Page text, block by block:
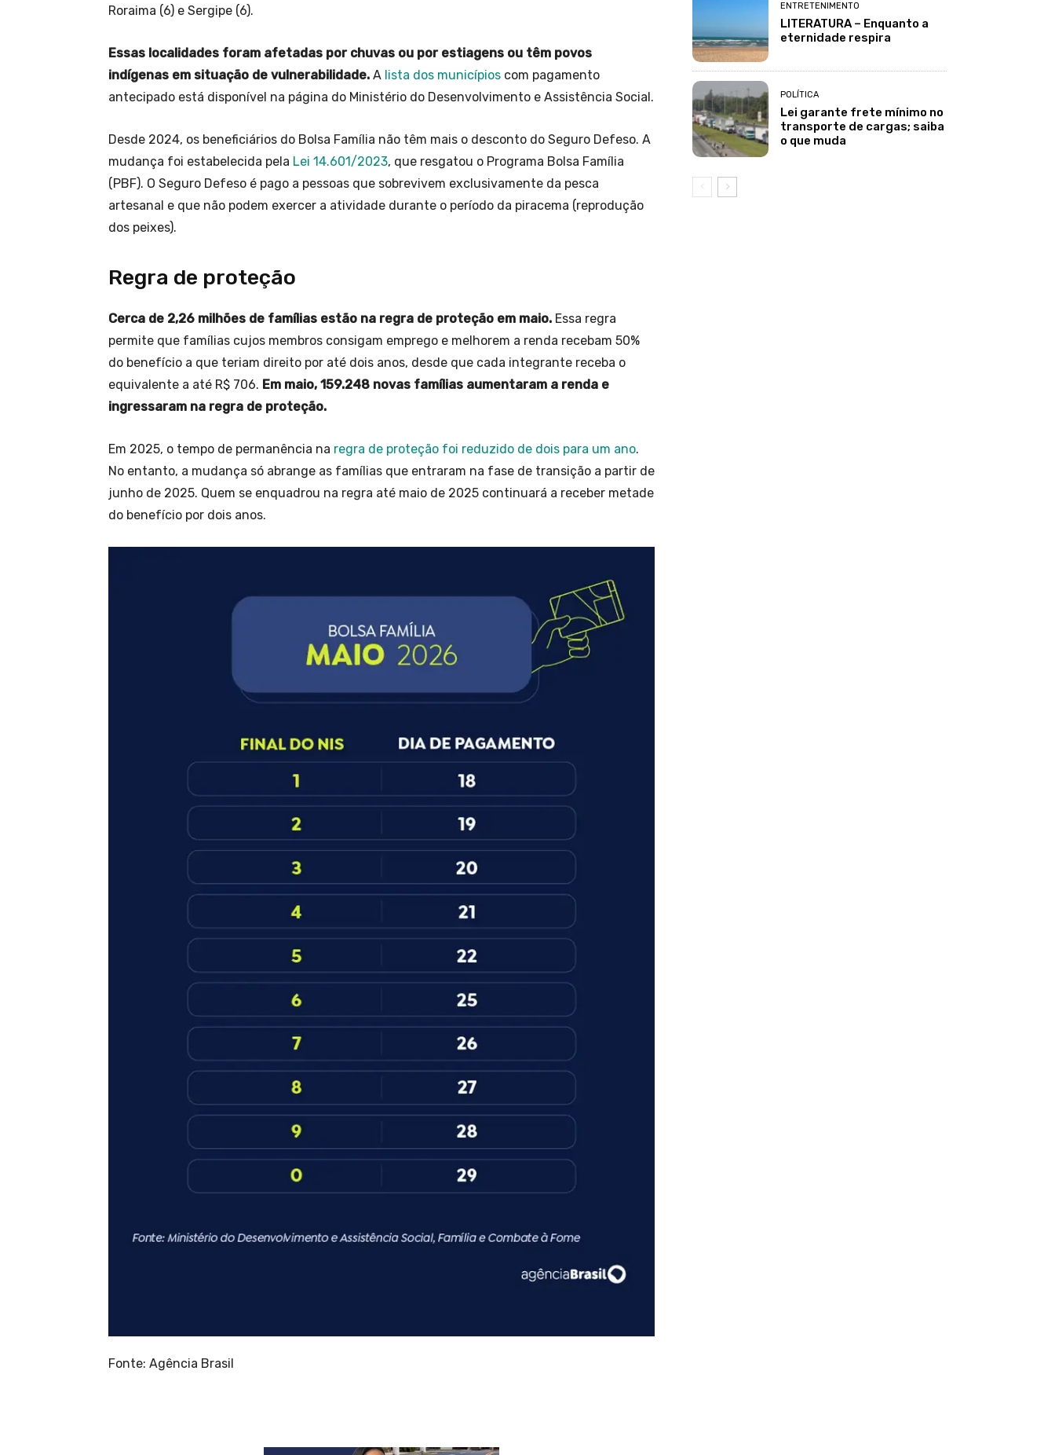
Roraima (6) e Sergipe (6).
Essas localidades foram afetadas por chuvas ou por estiagens ou têm povos
indígenas em situação de vulnerabilidade. A lista dos municípios com pagamento
antecipado está disponível na página do Ministério do Desenvolvimento e Assistência Social.
Desde 2024, os beneficiários do Bolsa Família não têm mais o desconto do Seguro Defeso. A
mudança foi estabelecida pela Lei 14.601/2023, que resgatou o Programa Bolsa Família
(PBF). O Seguro Defeso é pago a pessoas que sobrevivem exclusivamente da pesca
artesanal e que não podem exercer a atividade durante o período da piracema (reprodução
dos peixes).
Regra de proteção
Cerca de 2,26 milhões de famílias estão na regra de proteção em maio. Essa regra
permite que famílias cujos membros consigam emprego e melhorem a renda recebam 50%
do benefício a que teriam direito por até dois anos, desde que cada integrante receba o
equivalente a até R$ 706. Em maio, 159.248 novas famílias aumentaram a renda e
ingressaram na regra de proteção.
Em 2025, o tempo de permanência na regra de proteção foi reduzido de dois para um ano.
No entanto, a mudança só abrange as famílias que entraram na fase de transição a partir de
junho de 2025. Quem se enquadrou na regra até maio de 2025 continuará a receber metade
do benefício por dois anos.
Fonte: Agência Brasil
ENTRETENIMENTO
LITERATURA – Enquanto a
eternidade respira
POLÍTICA
Lei garante frete mínimo no
transporte de cargas; saiba
o que muda